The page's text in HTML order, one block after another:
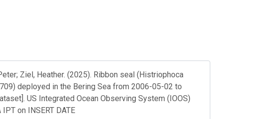
Ziel, Heather. (2025). Ribbon seal (Histriophoca
deployed in the Bering Sea from 2006-05-02 to
US Integrated Ocean Observing System (IOOS)
on INSERT DATE